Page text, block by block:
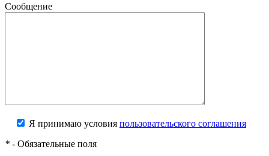
Сообщение
Я принимаю условия пользовательского соглашения
* - Обязательные поля